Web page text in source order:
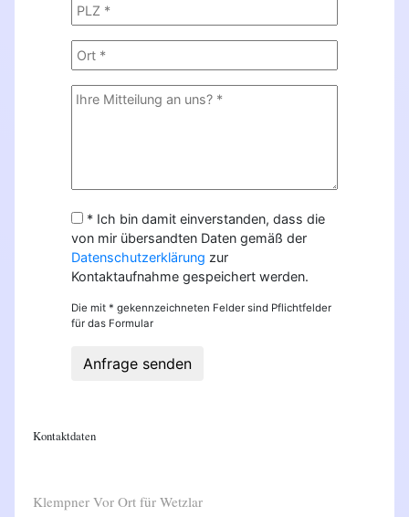
* Ich bin damit einverstanden, dass die
von mir übersandten Daten gemäß der
Datenschutzerklärung zur
Kontaktaufnahme gespeichert werden.
Die mit * gekennzeichneten Felder sind Pflichtfelder
für das Formular
Anfrage senden
Kontaktdaten
Klempner Vor Ort für Wetzlar